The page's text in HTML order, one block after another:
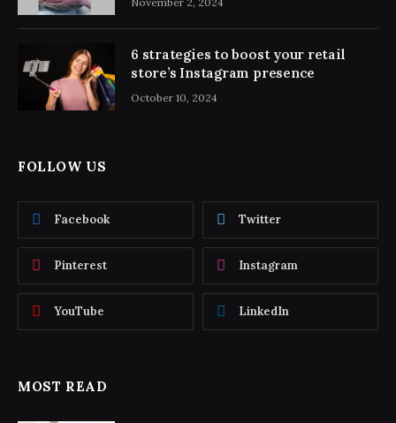
6 strategies to boost your retail
store’s Instagram presence
October 10, 2024
FOLLOW US
Facebook Twitter
Pinterest Instagram
YouTube LinkedIn
MOST READ